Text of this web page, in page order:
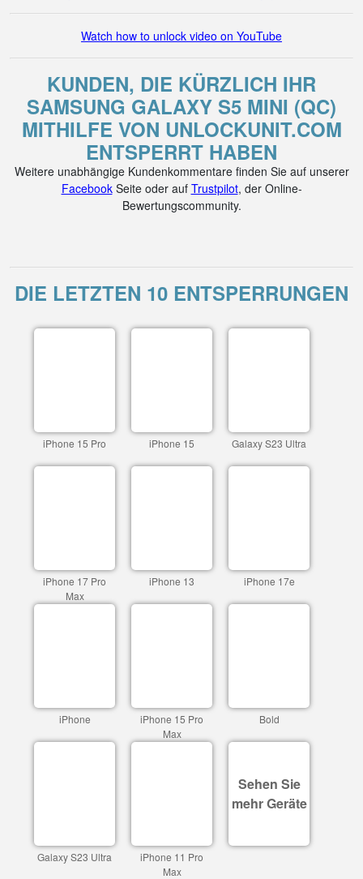
Watch how to unlock video on YouTube
KUNDEN, DIE KÜRZLICH IHR
SAMSUNG GALAXY S5 MINI (QC)
MITHILFE VON UNLOCKUNIT.COM
ENTSPERRT HABEN
Weitere unabhängige Kundenkommentare finden Sie auf unserer
FacebookSeite oder auf Trustpilot, der Online-
Bewertungscommunity.
DIE LETZTEN 10 ENTSPERRUNGEN
iPhone 15 Pro iPhone 15 Galaxy S23 Ultra
iPhone 17 Pro
Max
iPhone 13 iPhone 17e
iPhone
iPhone 15 Pro
Max
Bold
Galaxy S23 Ultra
iPhone 11 Pro
Max
Sehen Sie
mehr Geräte